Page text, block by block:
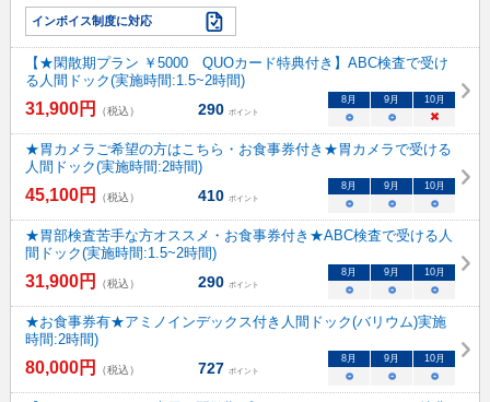
インボイス制度に対応
【★閑散期プラン ￥5000 QUOカード特典付き】ABC検査で受け
る人間ドック(実施時間:1.5~2時間)
31,900円 （税込） 290 ポイント
8 月 9 月 10月
○ ○ ×
★胃カメラご希望の方はこちら・お食事券付き★胃カメラで受ける
人間ドック(実施時間:2時間)
45,100円 （税込） 410 ポイント
8 月 9 月 10月
○ ○ ○
★胃部検査苦手な方オススメ・お食事券付き★ABC検査で受ける人
間ドック(実施時間:1.5~2時間)
31,900円 （税込） 290 ポイント
8 月 9 月 10月
○ ○ ○
★お食事券有★アミノインデックス付き人間ドック(バリウム)実施
時間:2時間)
80,000円 （税込） 727 ポイント
8 月 9 月 10月
○ ○ ○